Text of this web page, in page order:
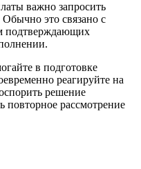
важно запросить
это связано с
подтверждающих
в подготовке
реагируйте на
решение
повторное рассмотрение